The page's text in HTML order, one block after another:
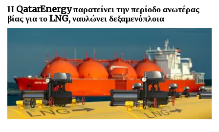
Η QatarEnergy παρατείνει την περίοδο ανωτέρας
βίας για το LNG, ναυλώνει δεξαμενόπλοια